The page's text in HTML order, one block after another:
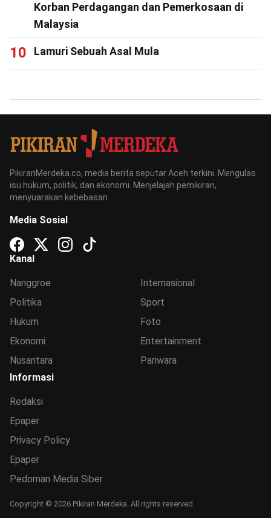
Korban Perdagangan dan Pemerkosaan di
Malaysia
Lamuri Sebuah Asal Mula
PikiranMerdeka.co, media berita seputar Aceh terkini. Mengulas
isu hukum, politik, dan ekonomi. Menjelajah pemikiran,
menyuarakan kebebasan.
Media Sosial
Kanal
Nanggroe
Politika
Hukum
Ekonomi
Nusantara
Internasional
Sport
Foto
Entertainment
Pariwara
Informasi
Redaksi
Epaper
Privacy Policy
Epaper
Pedoman Media Siber
Copyright © 2026 Pikiran Merdeka. All rights reserved.